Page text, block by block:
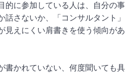
的に参加している人は、自分の事
話さないか、「コンサルタント」
見えにくい肩書きを使う傾向があ
書かれていない、何度聞いても具